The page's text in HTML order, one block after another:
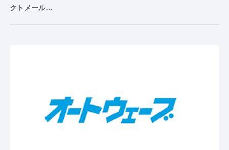
クトメール…